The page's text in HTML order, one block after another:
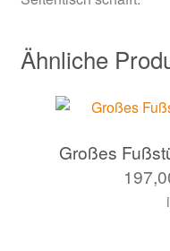
Ähnliche
Großes